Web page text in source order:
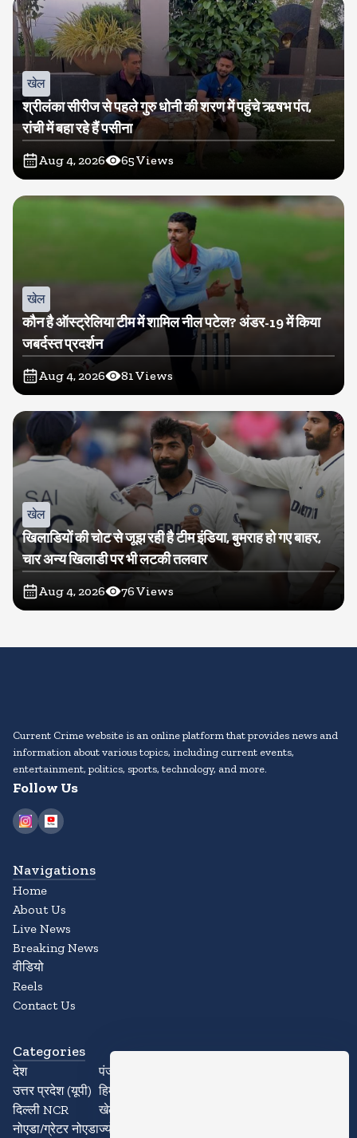
खेल
श्रीलंका सीरीज से पहले गुरु धोनी की शरण में पहुंचे ऋषभ पंत,
रांची में बहा रहे हैं पसीना
Aug 4, 2026 65Views
खेल
कौन है ऑस्ट्रेलिया टीम में शामिल नील पटेल? अंडर-19 में किया
जबर्दस्त प्रदर्शन
Aug 4, 2026 81Views
खेल
खिलाडियों की चोट से जूझ रही है टीम इंडिया, बुमराह हो गए बाहर,
चार अन्य खिलाडी पर भी लटकी तलवार
Aug 4, 2026 76Views
Current Crime website is an online platform that provides news and
information about various topics, including current events,
entertainment, politics, sports, technology, and more.
Follow Us
Navigations
Home
About Us
Live News
Breaking News
वीडियो
Reels
Contact Us
Categories
देश
उत्तर प्रदेश (यूपी)
दिल्ली NCR
नोएडा/ग्रेटर नोएडा
पंजाब
हिमाचल प्रदेश
खेल
ज्योतिष